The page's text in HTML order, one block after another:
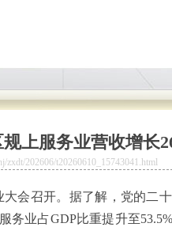
址挂靠重要指示精神切实维护人民群
上服务业营收增长
202606/t20260610_15743041.html
大会召开。据了解，党的二
务业占GDP比重提升至